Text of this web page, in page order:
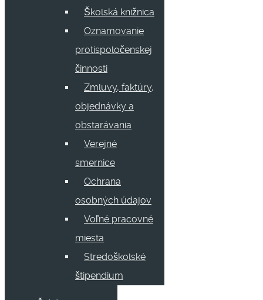
Školská knižnica
Oznamovanie
protispoločenskej
činnosti
Zmluvy, faktúry,
objednávky a
obstarávania
Verejné
smernice
Ochrana
osobných údajov
Voľné pracovné
miesta
Stredoškolské
štipendium